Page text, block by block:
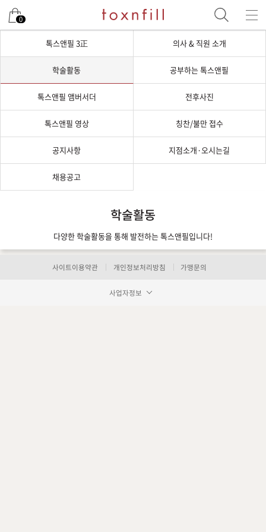
0
톡스앤필 3正 의사 & 직원 소개
학술활동 공부하는 톡스앤필
톡스앤필 앰버서더 전후사진
톡스앤필 영상 칭찬/불만 접수
공지사항 지점소개·오시는길
채용공고
학술활동
다양한 학술활동을 통해 발전하는 톡스앤필입니다!
사이트이용약관 개인정보처리방침 가맹문의
사업자정보